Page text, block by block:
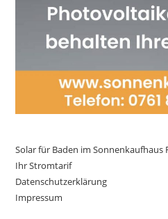
Solar für Baden im Sonnenkaufhaus
Ihr Stromtarif
Datenschutzerklärung
Impressum